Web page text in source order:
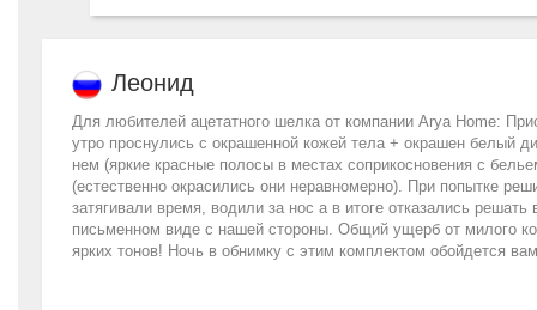
Леонид
Для любителей ацетатного шелка от компании Arya Home:
утро проснулись с окрашенной кожей тела + окрашен белый
нем (яркие красные полосы в местах соприкосновения с
(естественно окрасились они неравномерно). При попытке
затягивали время, водили за нос а в итоге отказались
письменном виде с нашей стороны. Общий ущерб от милого
ярких тонов! Ночь в обнимку с этим комплектом обойдется